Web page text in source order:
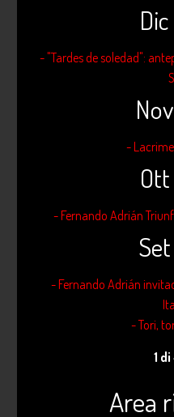
- "Tardes de soledad":
-
- Fernando Adrián
- Fernando Adrián
- Tori,
1
Area